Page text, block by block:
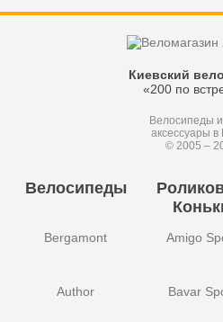
Киевский
«200 по
Велосипеды
аксессуары в
© 2005 –
Велосипеды
Bergamont
Author
Amigo
Bavar